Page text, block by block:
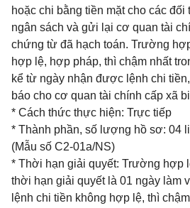
hoặc chi bằng tiền mặt cho các
ngân sách và gửi lại cơ quan tài
chứng từ đã hạch toán. Trường
hợp lệ, hợp pháp, thì chậm nhất
kể từ ngày nhận được lệnh chi
báo cho cơ quan tài chính cấp xã
* Cách thức thực hiện: Trực tiếp
* Thành phần, số lượng hồ sơ: 04
(Mẫu số C2-01a/NS)
* Thời hạn giải quyết: Trường hợp
thời hạn giải quyết là 01 ngày làm
lệnh chi tiền không hợp lệ, thì